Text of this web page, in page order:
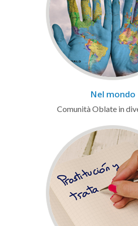
Nel mondo
Comunità Oblate in